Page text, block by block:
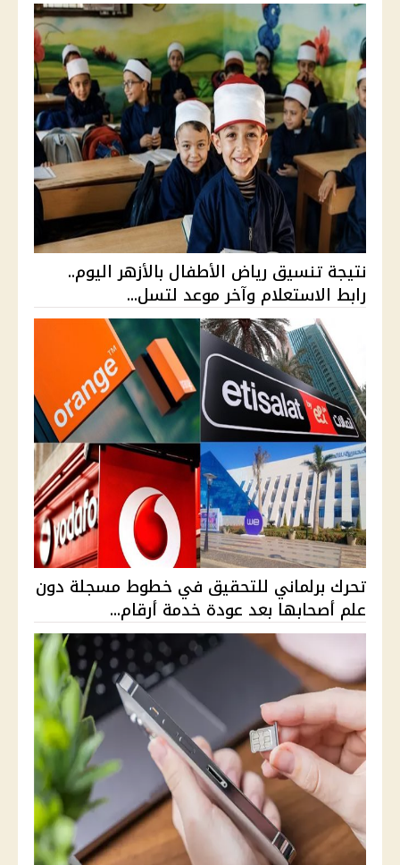
نتيجة تنسيق رياض الأطفال بالأزهر اليوم..
رابط الاستعلام وآخر موعد لتسل...
تحرك برلماني للتحقيق في خطوط مسجلة دون
علم أصحابها بعد عودة خدمة أرقام...